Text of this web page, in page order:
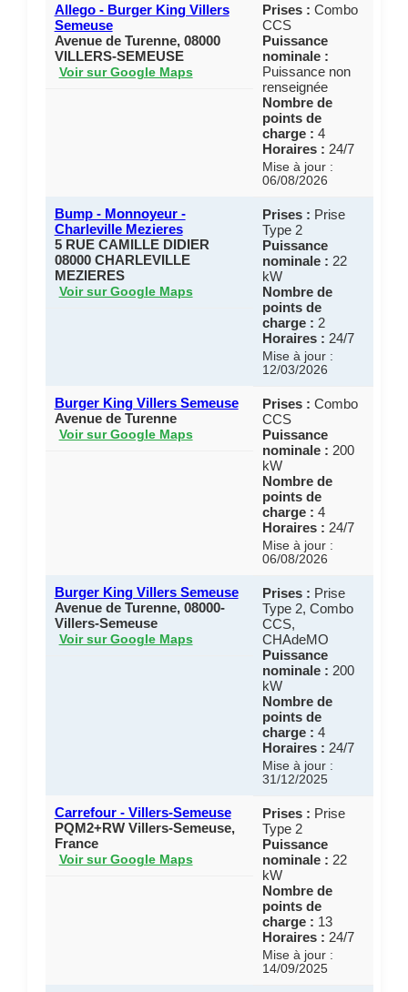
Allego - Burger King Villers
Semeuse
Avenue de Turenne, 08000
VILLERS-SEMEUSE
Voir sur Google Maps
Prises : Combo
CCS
Puissance
nominale :
Puissance non
renseignée
Nombre de
points de
charge : 4
Horaires : 24/7
Mise à jour :
06/08/2026
Bump - Monnoyeur -
Charleville Mezieres
5 RUE CAMILLE DIDIER
08000 CHARLEVILLE
MEZIERES
Voir sur Google Maps
Prises : Prise
Type 2
Puissance
nominale : 22
kW
Nombre de
points de
charge : 2
Horaires : 24/7
Mise à jour :
12/03/2026
Burger King Villers Semeuse
Avenue de Turenne
Voir sur Google Maps
Prises : Combo
CCS
Puissance
nominale : 200
kW
Nombre de
points de
charge : 4
Horaires : 24/7
Mise à jour :
06/08/2026
Burger King Villers Semeuse
Avenue de Turenne, 08000-
Villers-Semeuse
Voir sur Google Maps
Prises : Prise
Type 2, Combo
CCS,
CHAdeMO
Puissance
nominale : 200
kW
Nombre de
points de
charge : 4
Horaires : 24/7
Mise à jour :
31/12/2025
Carrefour - Villers-Semeuse
PQM2+RW Villers-Semeuse,
France
Voir sur Google Maps
Prises : Prise
Type 2
Puissance
nominale : 22
kW
Nombre de
points de
charge : 13
Horaires : 24/7
Mise à jour :
14/09/2025